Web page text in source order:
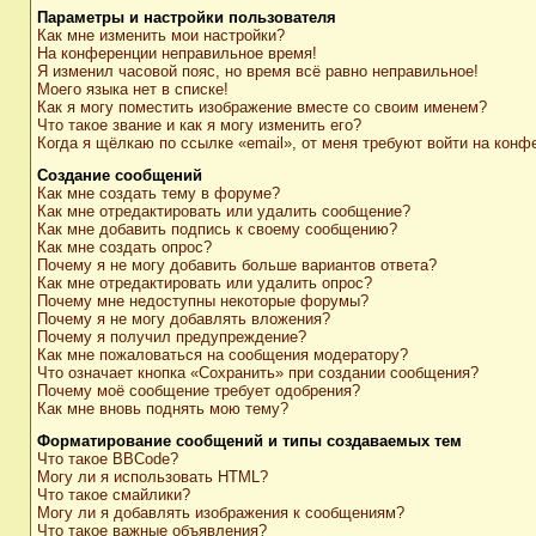
Параметры и настройки пользователя
Как мне изменить мои настройки?
На конференции неправильное время!
Я изменил часовой пояс, но время всё равно неправильное!
Моего языка нет в списке!
Как я могу поместить изображение вместе со своим именем?
Что такое звание и как я могу изменить его?
Когда я щёлкаю по ссылке «email», от меня требуют войти на
Создание сообщений
Как мне создать тему в форуме?
Как мне отредактировать или удалить сообщение?
Как мне добавить подпись к своему сообщению?
Как мне создать опрос?
Почему я не могу добавить больше вариантов ответа?
Как мне отредактировать или удалить опрос?
Почему мне недоступны некоторые форумы?
Почему я не могу добавлять вложения?
Почему я получил предупреждение?
Как мне пожаловаться на сообщения модератору?
Что означает кнопка «Сохранить» при создании сообщения?
Почему моё сообщение требует одобрения?
Как мне вновь поднять мою тему?
Форматирование сообщений и типы создаваемых тем
Что такое BBCode?
Могу ли я использовать HTML?
Что такое смайлики?
Могу ли я добавлять изображения к сообщениям?
Что такое важные объявления?